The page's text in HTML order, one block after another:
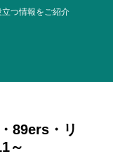
つ情報をご紹介
89ers・リ
～